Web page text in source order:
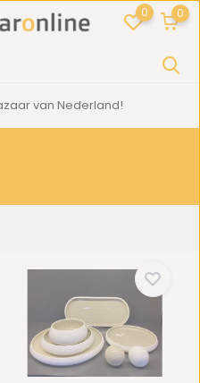
0 0
in Woerden